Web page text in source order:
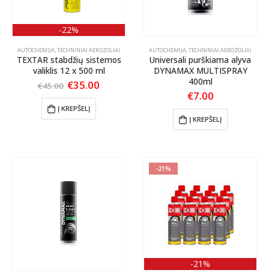
-22%
AUTOCHEMIJA,TECHNINIAI AEROZOLIAI
TEXTAR stabdžių sistemos
valiklis 12 x 500 ml
€45.00 Original
was:
€45.00.
€35.00
Į KREPŠELĮ
AUTOCHEMIJA,TECHNINIAI AEROZOLIAI
Universali purškiama alyva
DYNAMAX MULTISPRAY
400ml
€7.00
Į KREPŠELĮ
-21%
-21%